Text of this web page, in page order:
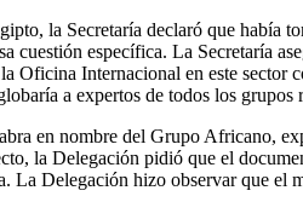
la Secretaría declaró que había
cuestión específica. La Secretaría
Oficina Internacional en este
a expertos de todos los grupos
en nombre del Grupo Africano,
la Delegación pidió que el
La Delegación hizo observar que